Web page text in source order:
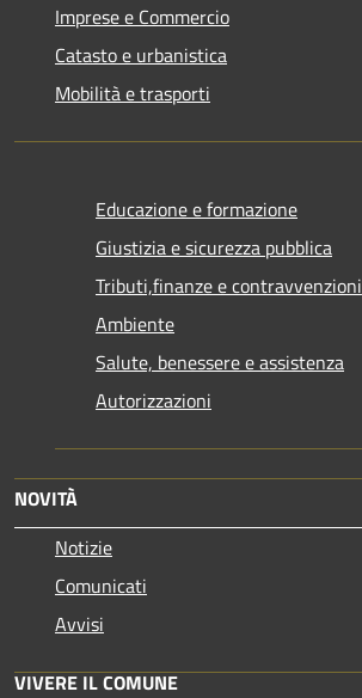
Imprese e Commercio
Catasto e urbanistica
Mobilità e trasporti
Educazione e formazione
Giustizia e sicurezza pubblica
Tributi,finanze e contravvenzioni
Ambiente
Salute, benessere e assistenza
Autorizzazioni
NOVITÀ
Notizie
Comunicati
Avvisi
VIVERE IL COMUNE